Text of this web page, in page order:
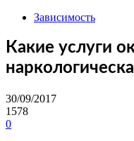
Зависимость
Какие услуги
30/09/2017
1578
0